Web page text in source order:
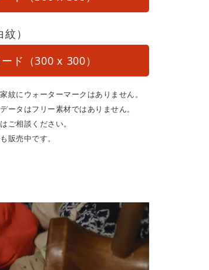
）
ド（300 x 300）
紋にウォーターマークはありません。
ータはフリー素材ではありません。
ご相談ください。
販売中です。